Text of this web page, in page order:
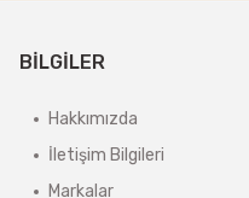
BİLGİLER
Hakkımızda
İletişim Bilgileri
Markalar